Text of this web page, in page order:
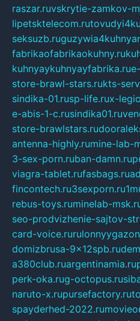
raszar.ruvskrytie-zamkov-
lipetsktelecom.ru
seksuzb.ru
fabrikaofabrikaokuhny.ru
kuhnyaykuhnyayfabrika.ru
store-brawl-stars.rukts-
sindika-01.rusp-life.rux-
e-abis-1-c.rusindika01.ru
store-brawlstars.ru
antenna-highly.rumine-lab-
3-sex-porn.ruban-damn.ru
viagra-tablet.rufasbags.ru
fincontech.ru3sexporn.ru
rebus-toys.ruminelab-
seo-prodvizhenie-sajtov-
card-voice.ru
domizbrusa-9x12spb.ru
a380club.ruargentinamia.ru
perk-oka.rug-octopus.ru
naruto-x.rupursefactory.ru
spayderhed-2022.ru